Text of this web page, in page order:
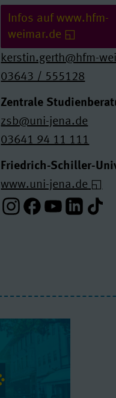
Infos auf www.hfm-
weimar.de
kerstin.gerth@hfm-
03643 / 555128
Zentrale
zsb@uni-jena.de
03641 94 11 111
Friedrich-Schiller-
www.uni-jena.de
Instagram-Profil
Facebook-Profil
Youtube-